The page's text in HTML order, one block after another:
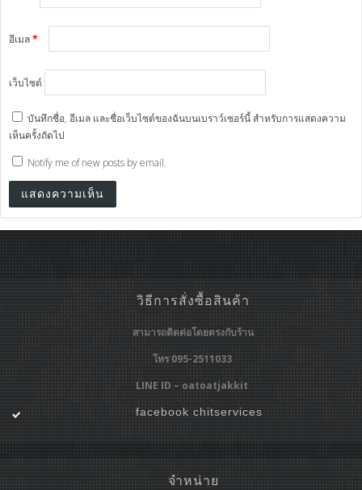
อีเมล*
เว็บไซต์
บันทึกชื่อ, อีเมล และชื่อเว็บไซต์ของฉันบนเบราว์เซอร์นี้ สำหรับการแสดงความ
เห็นครั้งถัดไป
Notify me of new posts by email.
วิธีการสั่งซื้อสินค้า
สามารถติดต่อโดยตรงกับร้าน
โทร 095-2511033
LINE ID – oatoatjakkit
facebook chitservices
จำหน่าย